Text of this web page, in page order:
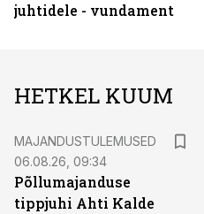
juhtidele - vundament
HETKEL KUUM
MAJANDUSTULEMUSED
06.08.26, 09:34
Põllumajanduse
tippjuhi Ahti Kalde